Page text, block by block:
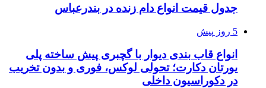
جدول قیمت انواع دام زنده در بندرعباس
5 روز پیش
انواع قاب بندی دیوار با گچبری پیش ساخته پلی
یورتان دکارت؛ تحولی لوکس، فوری و بدون تخریب
در دکوراسیون داخلی